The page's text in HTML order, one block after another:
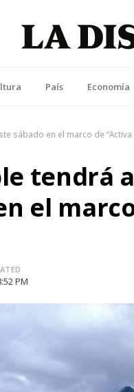
País Economía
sábado en el marco de “Activa
tendrá
el
PM